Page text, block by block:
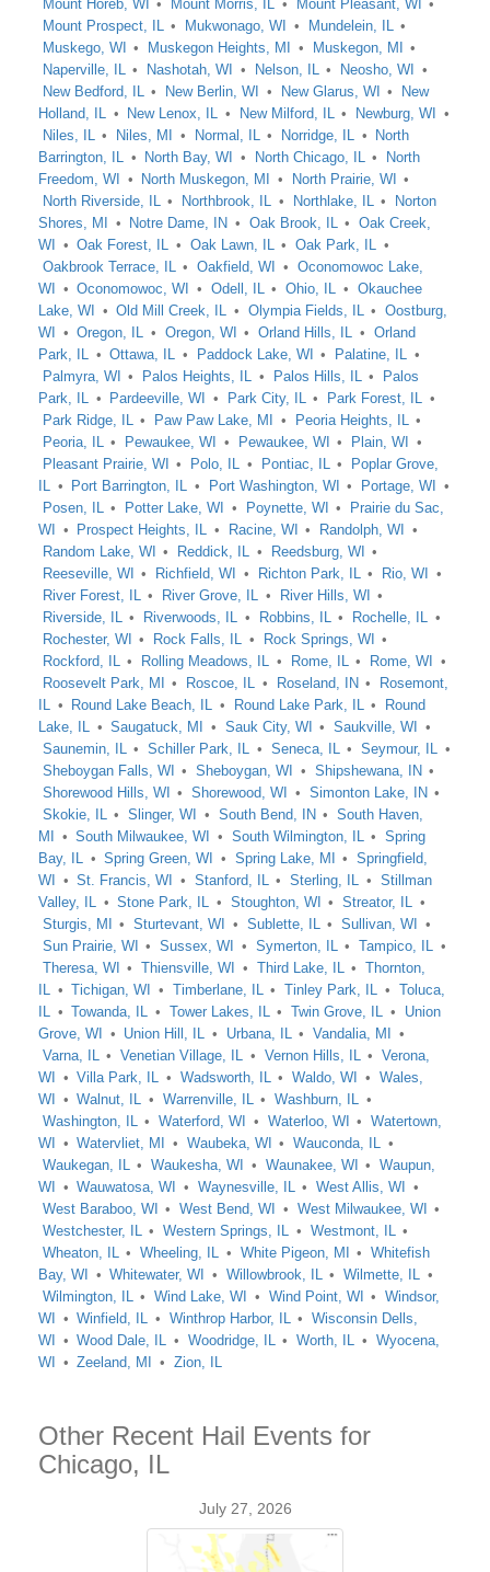
Mount Horeb, WI Mount Morris, IL
Mount Pleasant, WI
Mount Prospect, IL
Mukwonago, WI
Mundelein, IL
Muskego, WI
Muskegon Heights, MI
Muskegon, MI
Naperville, IL
Nashotah, WI Nelson, IL
Neosho, WI
New Bedford, IL
New Berlin, WI New Glarus, WI
New
Holland, IL
New Lenox, IL New Milford, IL
Newburg, WI
Niles, IL
Niles, MI Normal, IL Norridge, IL
North
Barrington, IL
North Bay, WI North Chicago, IL
North
Freedom, WI
North Muskegon, MI
North Prairie, WI
North Riverside, IL
Northbrook, IL Northlake, IL
Norton
Shores, MI
Notre Dame, IN Oak Brook, IL
Oak Creek,
WI
Oak Forest, IL Oak Lawn, IL
Oak Park, IL
Oakbrook Terrace, IL
Oakfield, WI
Oconomowoc Lake,
WI
Oconomowoc, WI Odell, IL Ohio, IL
Okauchee
Lake, WI
Old Mill Creek, IL Olympia Fields, IL
Oostburg,
WI
Oregon, IL Oregon, WI Orland Hills, IL
Orland
Park, IL
Ottawa, IL Paddock Lake, WI
Palatine, IL
Palmyra, WI
Palos Heights, IL Palos Hills, IL
Palos
Park, IL
Pardeeville, WI Park City, IL
Park Forest, IL
Park Ridge, IL
Paw Paw Lake, MI
Peoria Heights, IL
Peoria, IL
Pewaukee, WI Pewaukee, WI
Plain, WI
Pleasant Prairie, WI
Polo, IL Pontiac, IL
Poplar Grove,
IL
Port Barrington, IL Port Washington, WI
Portage, WI
Posen, IL
Potter Lake, WI Poynette, WI
Prairie du Sac,
WI
Prospect Heights, IL Racine, WI
Randolph, WI
Random Lake, WI
Reddick, IL
Reedsburg, WI
Reeseville, WI
Richfield, WI Richton Park, IL
Rio, WI
River Forest, IL
River Grove, IL
River Hills, WI
Riverside, IL
Riverwoods, IL Robbins, IL
Rochelle, IL
Rochester, WI
Rock Falls, IL
Rock Springs, WI
Rockford, IL
Rolling Meadows, IL Rome, IL
Rome, WI
Roosevelt Park, MI
Roscoe, IL Roseland, IN
Rosemont,
IL
Round Lake Beach, IL Round Lake Park, IL
Round
Lake, IL
Saugatuck, MI Sauk City, WI
Saukville, WI
Saunemin, IL
Schiller Park, IL Seneca, IL
Seymour, IL
Sheboygan Falls, WI
Sheboygan, WI
Shipshewana, IN
Shorewood Hills, WI
Shorewood, WI
Simonton Lake, IN
Skokie, IL
Slinger, WI South Bend, IN
South Haven,
MI
South Milwaukee, WI South Wilmington, IL
Spring
Bay, IL
Spring Green, WI Spring Lake, MI
Springfield,
WI
St. Francis, WI Stanford, IL Sterling, IL
Stillman
Valley, IL
Stone Park, IL Stoughton, WI
Streator, IL
Sturgis, MI
Sturtevant, WI Sublette, IL
Sullivan, WI
Sun Prairie, WI
Sussex, WI Symerton, IL
Tampico, IL
Theresa, WI
Thiensville, WI Third Lake, IL
Thornton,
IL
Tichigan, WI Timberlane, IL Tinley Park, IL
Toluca,
IL
Towanda, IL Tower Lakes, IL Twin Grove, IL
Union
Grove, WI
Union Hill, IL Urbana, IL
Vandalia, MI
Varna, IL
Venetian Village, IL Vernon Hills, IL
Verona,
WI
Villa Park, IL Wadsworth, IL Waldo, WI
Wales,
WI
Walnut, IL Warrenville, IL
Washburn, IL
Washington, IL
Waterford, WI Waterloo, WI
Watertown,
WI
Watervliet, MI Waubeka, WI
Wauconda, IL
Waukegan, IL
Waukesha, WI Waunakee, WI
Waupun,
WI
Wauwatosa, WI Waynesville, IL
West Allis, WI
West Baraboo, WI
West Bend, WI
West Milwaukee, WI
Westchester, IL
Western Springs, IL
Westmont, IL
Wheaton, IL
Wheeling, IL White Pigeon, MI
Whitefish
Bay, WI
Whitewater, WI Willowbrook, IL
Wilmette, IL
Wilmington, IL
Wind Lake, WI Wind Point, WI
Windsor,
WI
Winfield, IL Winthrop Harbor, IL
Wisconsin Dells,
WI
Wood Dale, IL Woodridge, IL Worth, IL
Wyocena,
WI
Zeeland, MI Zion, IL
Other Recent Hail Events for
Chicago, IL
July 27, 2026